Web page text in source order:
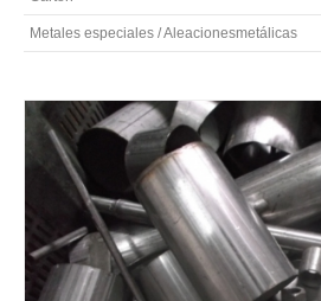
Metales especiales / Aleacionesmetálicas